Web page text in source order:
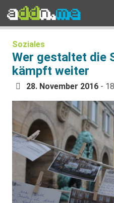
Soziales
Wer gestaltet die
kämpft weiter
28. November 2016 -